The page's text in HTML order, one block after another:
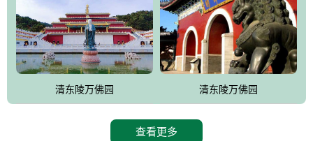
的地形优势，打造现代艺术园林，建设旅游景观、寺庙、酒店等综
合服务设施，服务于陵园经营，使企业的多元化经营项目相互依
托、相互促进，园区绿化覆盖率达90%。
设计建造各种墓地墓位3万个；主体建筑金宝塔，墓位容量8万个，
能适应不同消费阶层的需求，为客户提供墓碑设计制作服务、特色
清东陵万佛园 清东陵万佛园
查看更多